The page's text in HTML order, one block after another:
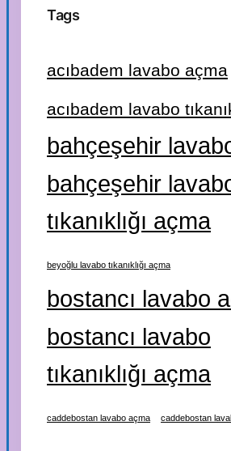
Tags
acıbadem lavabo açma
acıbadem lavabo
bahçeşehir
bahçeşehir
tıkanıklığı açma
beyoğlu lavabo tıkanıklığı açma
bostancı lavabo
bostancı lavabo
tıkanıklığı açma
caddebostan lavabo açma caddebostan